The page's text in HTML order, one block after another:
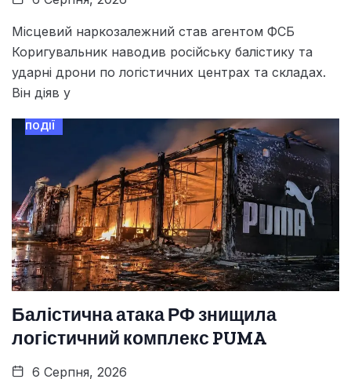
Місцевий наркозалежний став агентом ФСБ
Коригувальник наводив російську балістику та
ударні дрони по логістичних центрах та складах.
Він діяв у
ПОДІЇ
Балістична атака РФ знищила
логістичний комплекс PUMA
6 Серпня, 2026